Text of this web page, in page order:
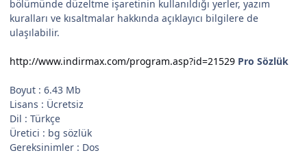
bölümünde düzeltme işaretinin kullanıldığı yerler, yazım
kuralları ve kısaltmalar hakkında açıklayıcı bilgilere de
ulaşılabilir.
http://www.indirmax.com/program.asp?id=21529 Pro Sözlük
Boyut : 6.43 Mb
Lisans : Ücretsiz
Dil : Türkçe
Üretici : bg sözlük
Gereksinimler : Dos